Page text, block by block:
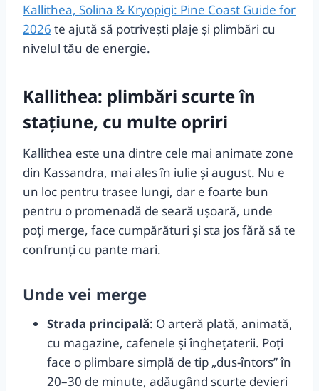
Kallithea, Solina & Kryopigi: Pine Coast Guide for
2026 te ajută să potrivești plaje şi plimbări cu
nivelul tău de energie.
Kallithea: plimbări scurte în
stațiune, cu multe opriri
Kallithea este una dintre cele mai animate zone
din Kassandra, mai ales în iulie și august. Nu e
un loc pentru trasee lungi, dar e foarte bun
pentru o promenadă de seară ușoară, unde
poți merge, face cumpărături și sta jos fără să te
confrunți cu pante mari.
Unde vei merge
Strada principală: O arteră plată, animată,
cu magazine, cafenele și înghețaterii. Poți
face o plimbare simplă de tip „dus-întors” în
20–30 de minute, adăugând scurte devieri